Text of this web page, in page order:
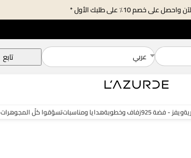
على خصم 10٪ على طلبك الأول *
عربي تابع
ويفز - فضة 925 زفاف وخطوبةهدايا ومناسباتتسوّقوا كلّ المجوهرات